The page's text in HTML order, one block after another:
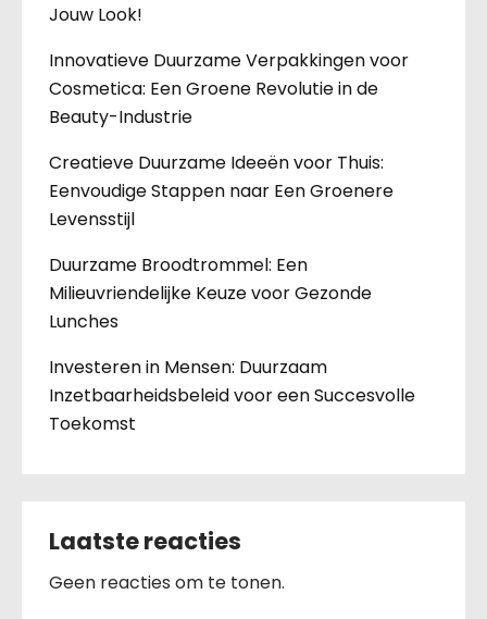
Jouw Look!
Innovatieve Duurzame Verpakkingen voor
Cosmetica: Een Groene Revolutie in de
Beauty-Industrie
Creatieve Duurzame Ideeën voor Thuis:
Eenvoudige Stappen naar Een Groenere
Levensstijl
Duurzame Broodtrommel: Een
Milieuvriendelijke Keuze voor Gezonde
Lunches
Investeren in Mensen: Duurzaam
Inzetbaarheidsbeleid voor een Succesvolle
Toekomst
Laatste reacties
Geen reacties om te tonen.